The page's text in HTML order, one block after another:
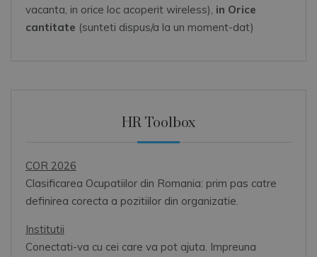
vacanta, in orice loc acoperit wireless), in Orice
cantitate (sunteti dispus/a la un moment-dat)
HR Toolbox
COR 2026
Clasificarea Ocupatiilor din Romania: prim pas catre
definirea corecta a pozitiilor din organizatie.
Institutii
Conectati-va cu cei care va pot ajuta. Impreuna